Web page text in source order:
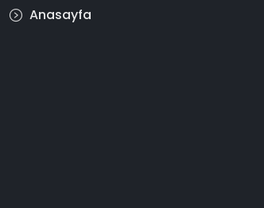
Anasayfa